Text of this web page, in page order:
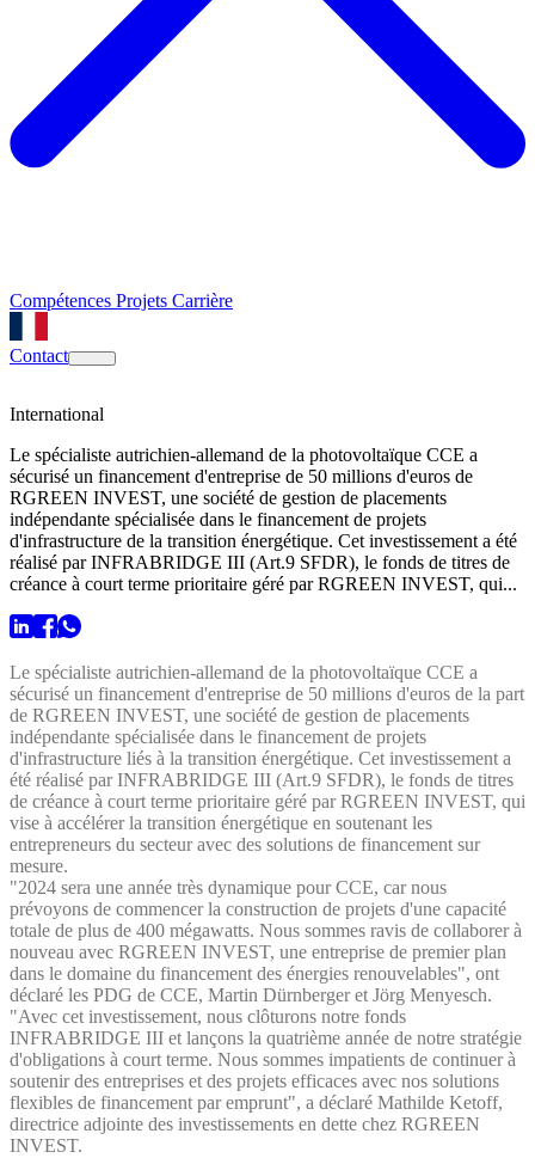
Compétences Projets Carrière
Contact
International
Le spécialiste autrichien-allemand de la photovoltaïque CCE a
sécurisé un financement d'entreprise de 50 millions d'euros de
RGREEN INVEST, une société de gestion de placements
indépendante spécialisée dans le financement de projets
d'infrastructure de la transition énergétique. Cet investissement a été
réalisé par INFRABRIDGE III (Art.9 SFDR), le fonds de titres de
créance à court terme prioritaire géré par RGREEN INVEST, qui...
Le spécialiste autrichien-allemand de la photovoltaïque CCE a
sécurisé un financement d'entreprise de 50 millions d'euros de la part
de RGREEN INVEST, une société de gestion de placements
indépendante spécialisée dans le financement de projets
d'infrastructure liés à la transition énergétique. Cet investissement a
été réalisé par INFRABRIDGE III (Art.9 SFDR), le fonds de titres
de créance à court terme prioritaire géré par RGREEN INVEST, qui
vise à accélérer la transition énergétique en soutenant les
entrepreneurs du secteur avec des solutions de financement sur
mesure.
"2024 sera une année très dynamique pour CCE, car nous
prévoyons de commencer la construction de projets d'une capacité
totale de plus de 400 mégawatts. Nous sommes ravis de collaborer à
nouveau avec RGREEN INVEST, une entreprise de premier plan
dans le domaine du financement des énergies renouvelables", ont
déclaré les PDG de CCE, Martin Dürnberger et Jörg Menyesch.
"Avec cet investissement, nous clôturons notre fonds
INFRABRIDGE III et lançons la quatrième année de notre stratégie
d'obligations à court terme. Nous sommes impatients de continuer à
soutenir des entreprises et des projets efficaces avec nos solutions
flexibles de financement par emprunt", a déclaré Mathilde Ketoff,
directrice adjointe des investissements en dette chez RGREEN
INVEST.